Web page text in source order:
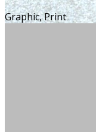
Graphic, Print